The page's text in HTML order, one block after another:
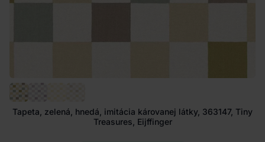
Tapeta, zelená, hnedá, imitácia károvanej látky, 363147, Tiny
Treasures, Eijffinger